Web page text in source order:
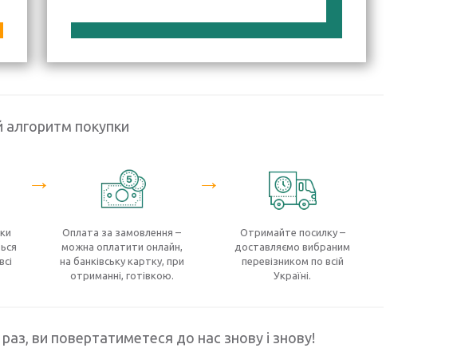
алгоритм покупки
→
Оплата за замовлення –
можна оплатити онлайн,
на банківську картку, при
отриманні, готівкою.
→
Отримайте посилку –
доставляємо вибраним
перевізником по всій
Україні.
ви повертатиметеся до нас знову і знову!